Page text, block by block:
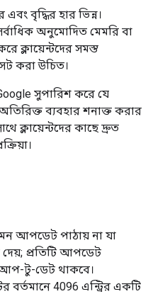
বৃদ্ধির হার ভিন্ন।
অনুমোদিত মেমরি বা
ক্লায়েন্টদের সমস্ত
করা উচিত।
সুপারিশ করে যে
অতিরিক্ত ব্যবহার শনাক্ত করার
ক্লায়েন্টদের কাছে দ্রুত
আপডেট পাঠায় না যা
দেয়; প্রতিটি আপডেট
আপ-টু-ডেট থাকবে।
বর্তমানে 4096 এন্ট্রির একটি